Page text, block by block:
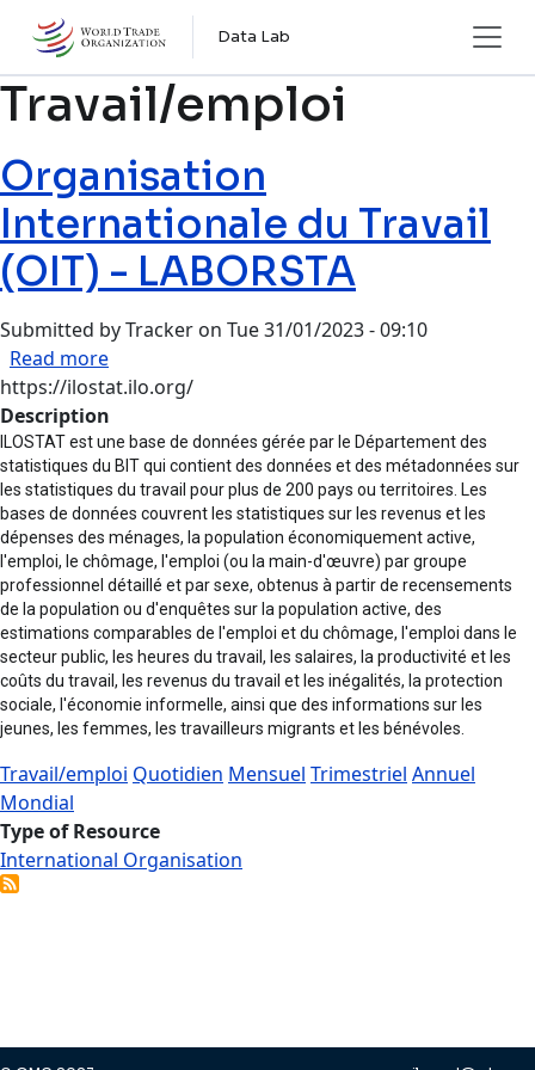
Skip to main content
Data Lab
Travail/emploi
Organisation
Internationale du Travail
(OIT) - LABORSTA
Submitted byTracker on Tue 31/01/2023 - 09:10
Read moreabout Organisation Internationale du Travail
https://ilostat.ilo.org/
Description
ILOSTAT est une base de données gérée par le Département des
statistiques du BIT qui contient des données et des métadonnées sur
les statistiques du travail pour plus de 200 pays ou territoires. Les
bases de données couvrent les statistiques sur les revenus et les
dépenses des ménages, la population économiquement active,
l'emploi, le chômage, l'emploi (ou la main-d'œuvre) par groupe
professionnel détaillé et par sexe, obtenus à partir de recensements
de la population ou d'enquêtes sur la population active, des
estimations comparables de l'emploi et du chômage, l'emploi dans le
secteur public, les heures du travail, les salaires, la productivité et les
coûts du travail, les revenus du travail et les inégalités, la protection
sociale, l'économie informelle, ainsi que des informations sur les
jeunes, les femmes, les travailleurs migrants et les bénévoles.
Travail/emploi Quotidien Mensuel Trimestriel Annuel
Mondial
Type of Resource
International Organisation